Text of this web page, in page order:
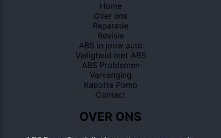
Home
Over ons
Reparatie
Revisie
ABS in jouw auto
Veiligheid met ABS
ABS Problemen
Vervanging
Kapotte Pomp
Contact
OVER ONS